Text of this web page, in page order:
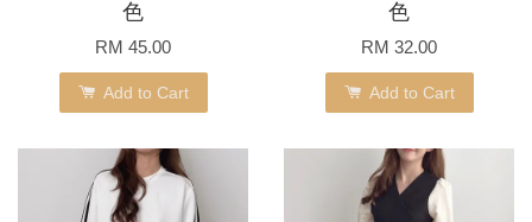
色
RM 45.00
Add to Cart
色
RM 32.00
Add to Cart